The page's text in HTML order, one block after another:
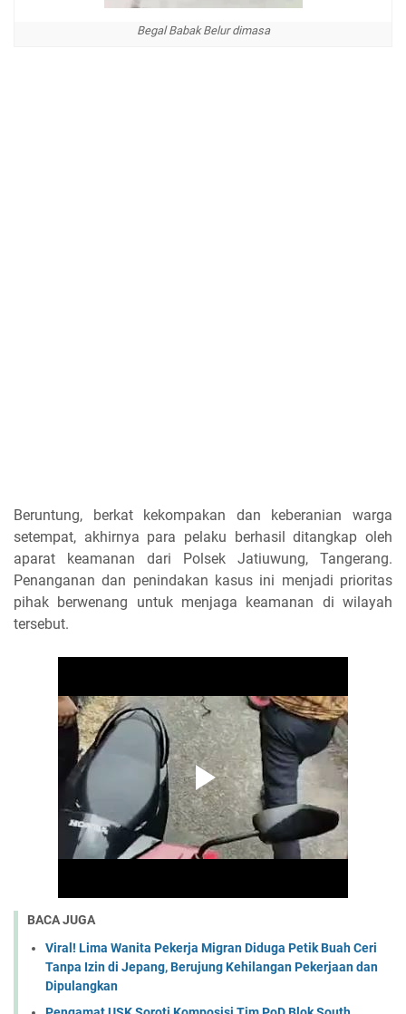
Begal Babak Belur dimasa
Beruntung, berkat kekompakan dan keberanian warga
setempat, akhirnya para pelaku berhasil ditangkap oleh
aparat keamanan dari Polsek Jatiuwung, Tangerang.
Penanganan dan penindakan kasus ini menjadi prioritas
pihak berwenang untuk menjaga keamanan di wilayah
tersebut.
BACA JUGA
Viral! Lima Wanita Pekerja Migran Diduga Petik Buah Ceri
Tanpa Izin di Jepang, Berujung Kehilangan Pekerjaan dan
Dipulangkan